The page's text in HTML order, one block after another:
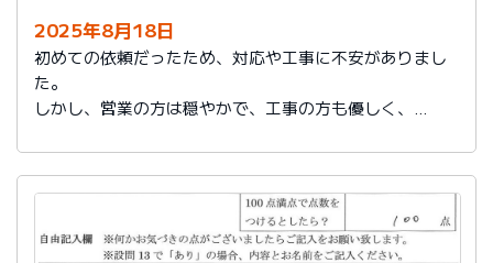
2025年8月18日
初めての依頼だったため、対応や工事に不安がありまし
た。
しかし、営業の方は穏やかで、工事の方も優しく、
また今後、何かあれば利用させて頂きます。
ありがとうございました。